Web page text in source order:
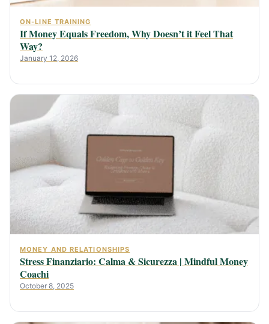
ON-LINE TRAINING
If Money Equals Freedom, Why Doesn’t it Feel That
Way?
January 12, 2026
MONEY AND RELATIONSHIPS
Stress Finanziario: Calma & Sicurezza | Mindful Money
Coachi
October 8, 2025